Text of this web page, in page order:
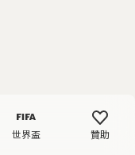
世界盃 贊助